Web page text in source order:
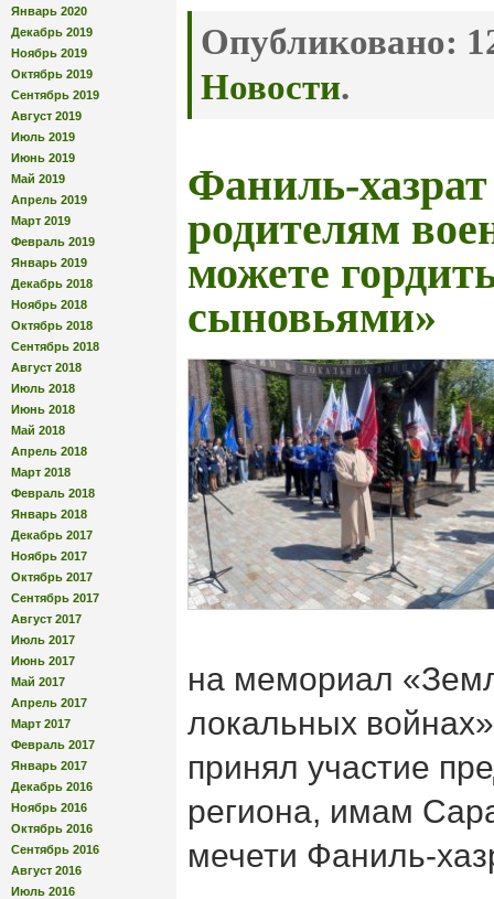
Январь 2020
Декабрь 2019
Ноябрь 2019
Октябрь 2019
Сентябрь 2019
Август 2019
Июль 2019
Июнь 2019
Май 2019
Апрель 2019
Март 2019
Февраль 2019
Январь 2019
Декабрь 2018
Ноябрь 2018
Октябрь 2018
Сентябрь 2018
Август 2018
Июль 2018
Июнь 2018
Май 2018
Апрель 2018
Март 2018
Февраль 2018
Январь 2018
Декабрь 2017
Ноябрь 2017
Октябрь 2017
Сентябрь 2017
Август 2017
Июль 2017
Июнь 2017
Май 2017
Апрель 2017
Март 2017
Февраль 2017
Январь 2017
Декабрь 2016
Ноябрь 2016
Октябрь 2016
Сентябрь 2016
Август 2016
Июль 2016
Опубликовано:
Новости.
Фаниль-
родителям
можете
сыновьями»
на мемориал
локальных
принял участие
региона, имам
мечети Фаниль-